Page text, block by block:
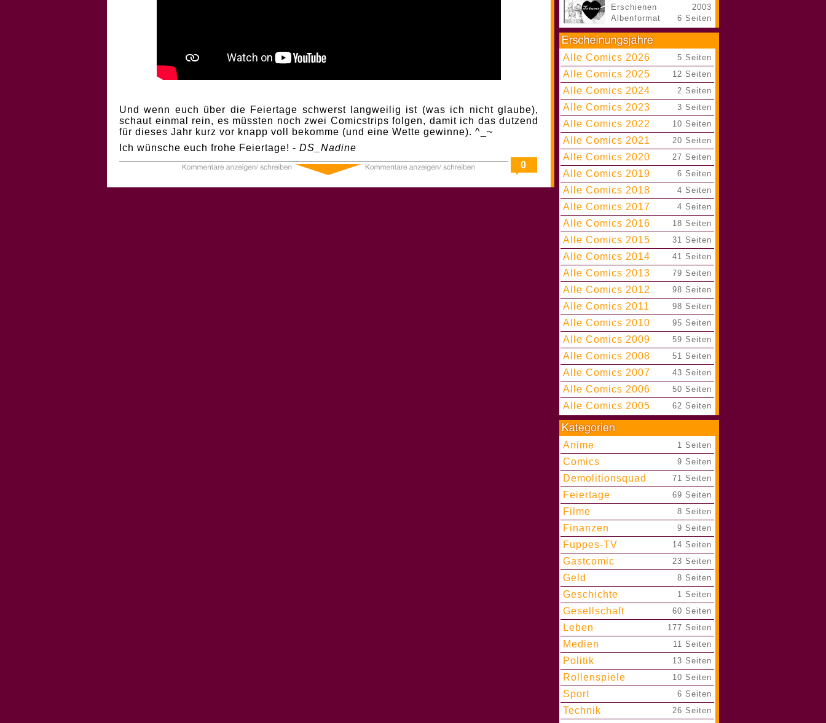
Und wenn euch über die Feiertage schwerst langweilig ist (was ich nicht glaube),
schaut einmal rein, es müssten noch zwei Comicstrips folgen, damit ich das dutzend
für dieses Jahr kurz vor knapp voll bekomme (und eine Wette gewinne). ^_~
Ich wünsche euch frohe Feiertage! - DS_Nadine
0
Erschienen
Albenformat
2003
6 Seiten
Alle Comics 2026 5 Seiten
Alle Comics 2025 12 Seiten
Alle Comics 2024 2 Seiten
Alle Comics 2023 3 Seiten
Alle Comics 2022 10 Seiten
Alle Comics 2021 20 Seiten
Alle Comics 2020 27 Seiten
Alle Comics 2019 6 Seiten
Alle Comics 2018 4 Seiten
Alle Comics 2017 4 Seiten
Alle Comics 2016 18 Seiten
Alle Comics 2015 31 Seiten
Alle Comics 2014 41 Seiten
Alle Comics 2013 79 Seiten
Alle Comics 2012 98 Seiten
Alle Comics 2011 98 Seiten
Alle Comics 2010 95 Seiten
Alle Comics 2009 59 Seiten
Alle Comics 2008 51 Seiten
Alle Comics 2007 43 Seiten
Alle Comics 2006 50 Seiten
Alle Comics 2005 62 Seiten
Anime 1 Seiten
Comics 9 Seiten
Demolitionsquad 71 Seiten
Feiertage 69 Seiten
Filme 8 Seiten
Finanzen 9 Seiten
Fuppes-TV 14 Seiten
Gastcomic 23 Seiten
Geld 8 Seiten
Geschichte 1 Seiten
Gesellschaft 60 Seiten
Leben 177 Seiten
Medien 11 Seiten
Politik 13 Seiten
Rollenspiele 10 Seiten
Sport 6 Seiten
Technik 26 Seiten